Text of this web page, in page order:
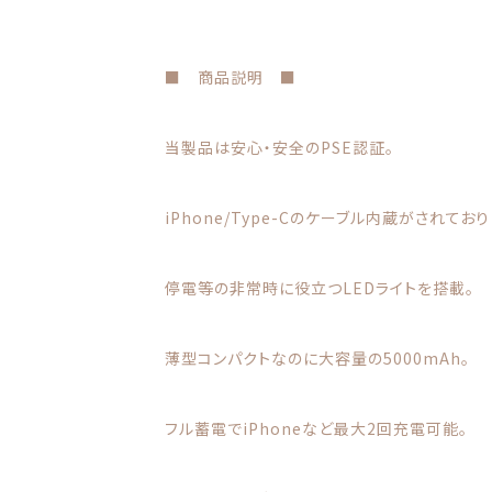
■ 商品説明 ■
当製品は安心・安全のPSE認証。
iPhone/Type-Cのケーブル内蔵がされており
停電等の非常時に役立つLEDライトを搭載。
薄型コンパクトなのに大容量の5000mAh。
フル蓄電でiPhoneなど最大2回充電可能。